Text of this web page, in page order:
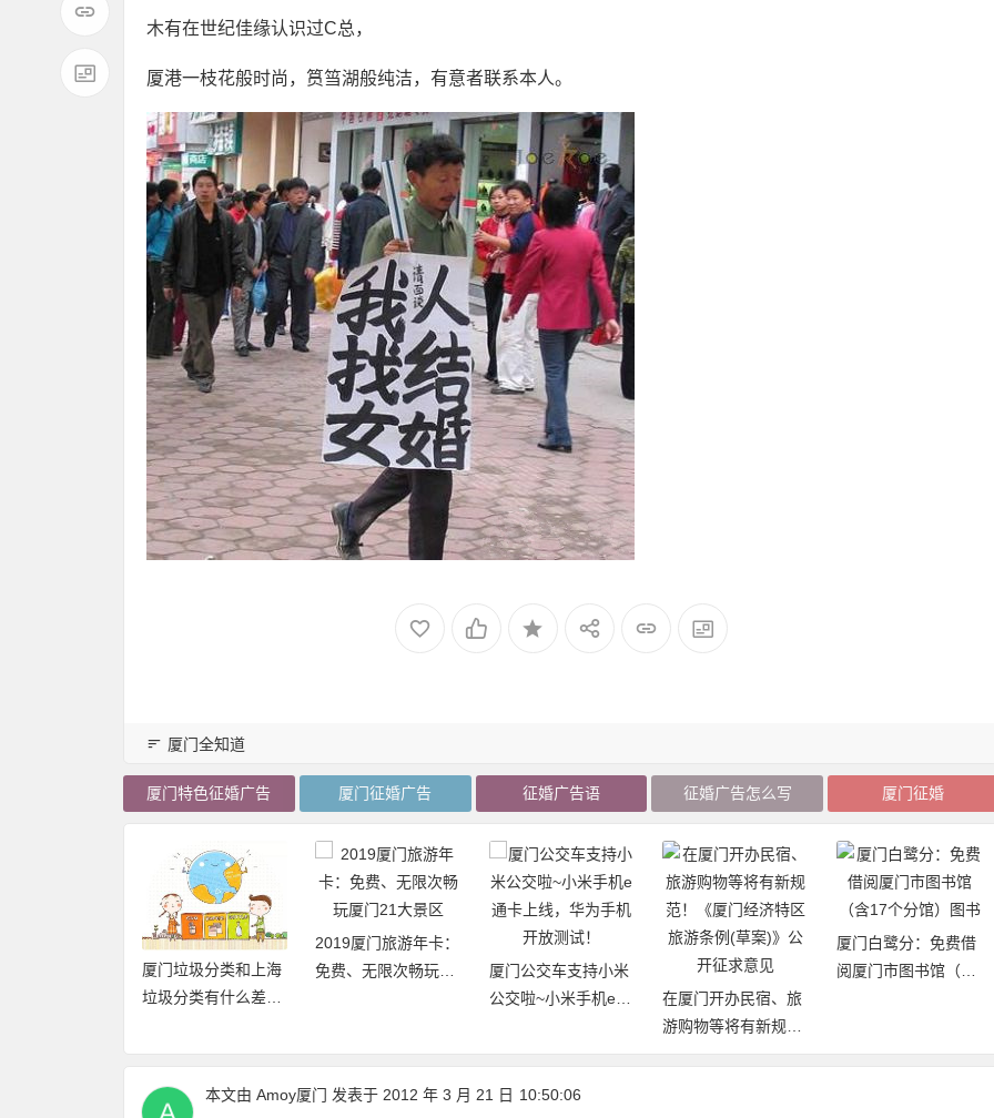
木有在世纪佳缘认识过C总，
厦港一枝花般时尚，筼筜湖般纯洁，有意者联系本人。
厦门全知道
厦门特色征婚广告 厦门征婚广告 征婚广告语 征婚广告怎么写 厦门征婚
厦门垃圾分类和上海
垃圾分类有什么差异
2019厦门旅游年卡：
免费、无限次畅玩厦
厦门公交车支持小米
公交啦~小米手机e通
放测试！
在厦门开办民宿、旅
游购物等将有新规
范！《厦门经济特区
厦门白鹭分：免费借
阅厦门市图书馆（含
本文由 Amoy厦门 发表于 2012 年 3 月 21 日 10:50:06